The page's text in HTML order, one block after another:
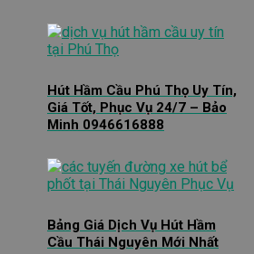
Hút Hầm Cầu Phú Thọ Uy Tín,
Giá Tốt, Phục Vụ 24/7 – Bảo
Minh 0946616888
Bảng Giá Dịch Vụ Hút Hầm
Cầu Thái Nguyên Mới Nhất